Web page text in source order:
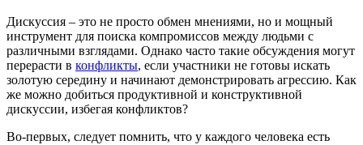
Дискуссия – это не просто обмен мнениями, но и мощный
инструмент для поиска компромиссов между людьми с
различными взглядами. Однако часто такие обсуждения могут
перерасти в конфликты, если участники не готовы искать
золотую середину и начинают демонстрировать агрессию. Как
же можно добиться продуктивной и конструктивной
дискуссии, избегая конфликтов?
Во-первых, следует помнить, что у каждого человека есть